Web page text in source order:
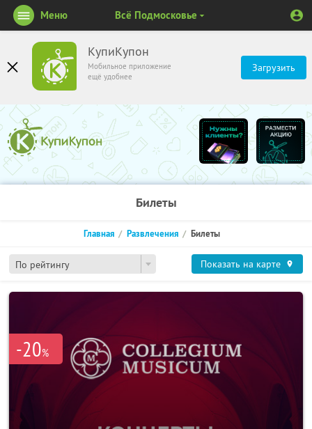
КупиКупон
Мобильное приложение
ещё удобнее
Загрузить
Меню Всё Подмосковье
Билеты
По рейтингу
Главная Развлечения Билеты
Показать на карте
-20%